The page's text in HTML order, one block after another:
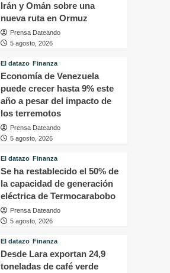
Irán y Omán sobre una
nueva ruta en Ormuz
Prensa Dateando
5 agosto, 2026
El datazo Finanza
Economía de Venezuela
puede crecer hasta 9% este
año a pesar del impacto de
los terremotos
Prensa Dateando
5 agosto, 2026
El datazo Finanza
Se ha restablecido el 50% de
la capacidad de generación
eléctrica de Termocarabobo
Prensa Dateando
5 agosto, 2026
El datazo Finanza
Desde Lara exportan 24,9
toneladas de café verde